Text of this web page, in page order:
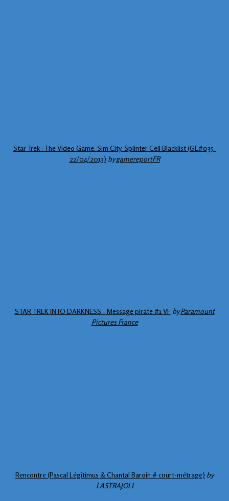
Star Trek : The Video Game. Sim City. Splinter Cell Blacklist (GE#035-
22/04/2013) bygamereportFR
STAR TREK INTO DARKNESS - Message pirate #1 VF byParamount
Pictures France
Rencontre (Pascal Légitimus & Chantal Baroin # court-métrage) by
LASTRAJOLI